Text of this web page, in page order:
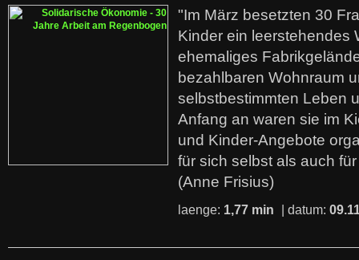
"Im März besetzten 30
Kinder ein leerstehendes
ehemaliges
bezahlbaren Wohnraum
selbstbestimmten Leben
Anfang an waren sie im
und Kinder-Angebote
für sich selbst als auch
(Anne Frisius)
laenge: 1,77 min | datum: